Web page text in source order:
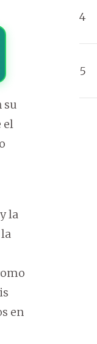
su
el
la
en